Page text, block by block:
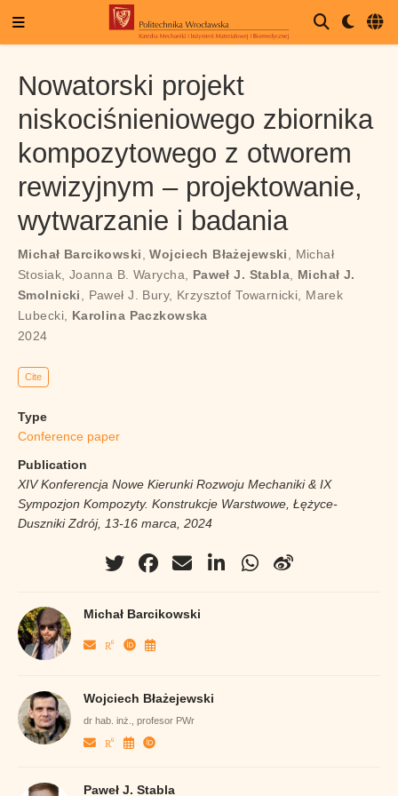
Nowatorski projekt
niskociśnieniowego zbiornika
kompozytowego z otworem
rewizyjnym – projektowanie,
wytwarzanie i badania
Michał Barcikowski ,Wojciech Błażejewski
Michał
Stosiak, Joanna B. Warycha Paweł J. Stabla
Michał J.
Smolnicki
Paweł J. Bury, Krzysztof Towarnicki
Marek
Lubecki, Karolina Paczkowska
2024
Cite
Type
Conference paper
Publication
XIV Konferencja Nowe Kierunki Rozwoju Mechaniki & IX
Sympozjon Kompozyty. Konstrukcje Warstwowe, Łężyce-
Duszniki Zdrój, 13-16 marca, 2024
Michał Barcikowski
Wojciech Błażejewski
dr hab. inż., profesor PWr
Paweł J. Stabla